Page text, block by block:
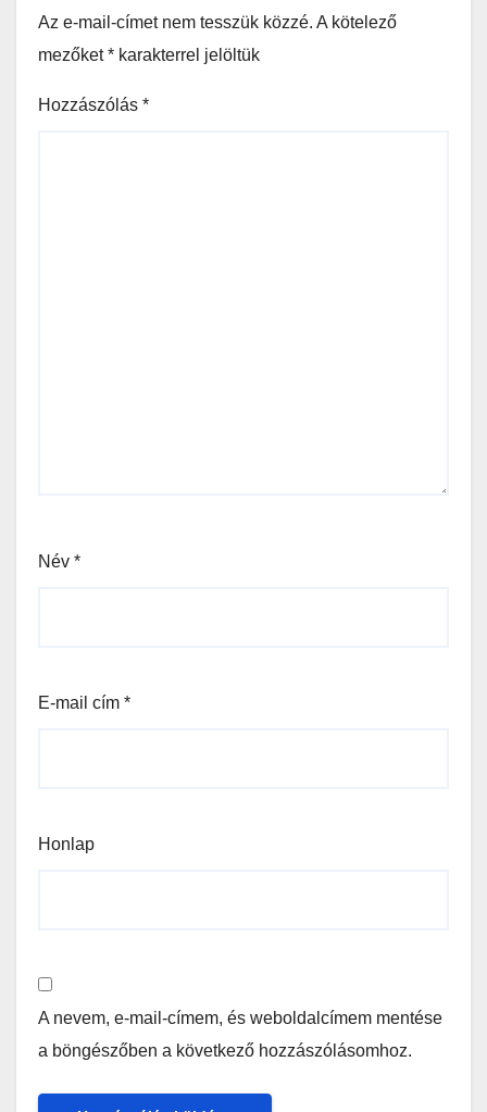
Az e-mail-címet nem tesszük közzé. A kötelező
mezőket* karakterrel jelöltük
Hozzászólás *
Név *
E-mail cím *
Honlap
A nevem, e-mail-címem, és weboldalcímem mentése
a böngészőben a következő hozzászólásomhoz.